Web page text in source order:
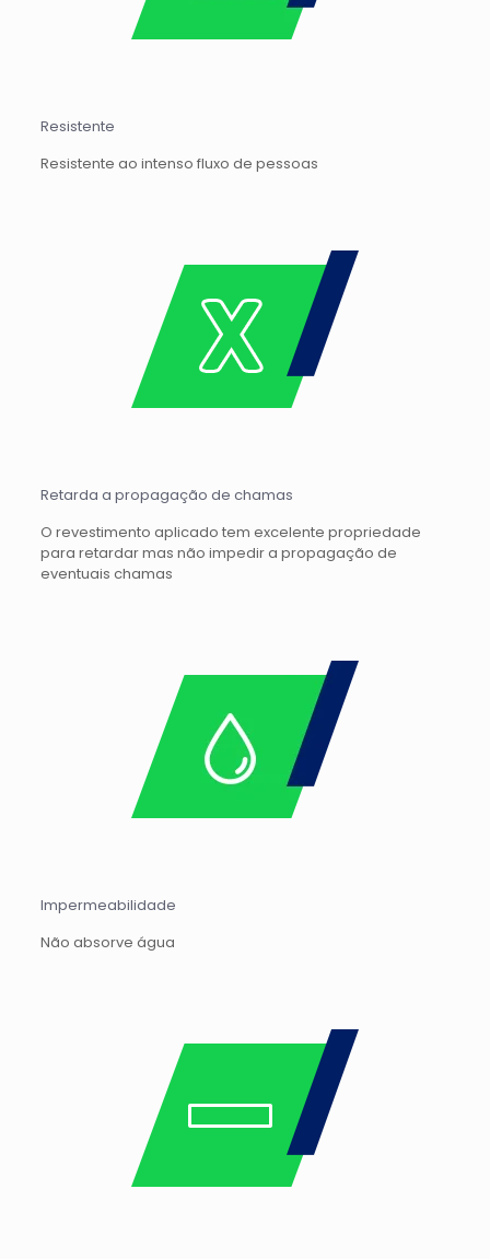
Resistente
Resistente ao intenso fluxo de pessoas
Retarda a propagação de chamas
O revestimento aplicado tem excelente propriedade
para retardar mas não impedir a propagação de
eventuais chamas
Impermeabilidade
Não absorve água